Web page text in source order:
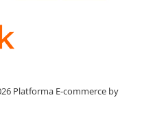
Platforma E-commerce by